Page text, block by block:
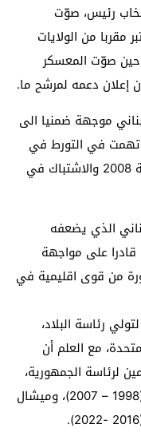
رئيس، صوّت
مقربا من الولايات
صوّت المعسكر
إعلان دعمه لمرشح ما.
موجهة ضمنيا الى
اتهمت في التورط في
العديد من أحداث العنف خاصة خلال أزمة 2008 والاشتباك في
الذي يضعفه
على مواجهة
من قوى اقليمية في
رئاسة البلاد،
مع العلم أن
لرئاسة الجمهورية،
وآخرهم في الحقبة الحديثة إميل لحود (1998 – 2007)، وميشال